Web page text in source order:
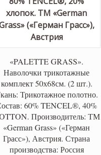
«PALETTE GRASS».
Наволочки трикотажные
комплект 50х68см. (2 шт.).
Трикотажное полотно.
60% TENCEL®, 40%
Производитель: ТМ
«German Grass» («Герман
Грасс»), Австрия. Страна
производства: Россия